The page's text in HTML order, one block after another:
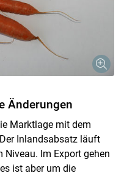
Änderungen
Marktlage mit dem
Inlandsabsatz läuft
Im Export gehen
ist aber um die